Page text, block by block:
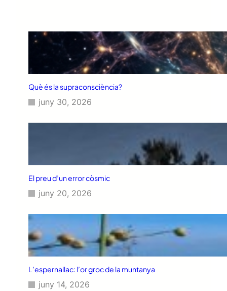
Què és la supraconsciència?
juny 30, 2026
El preu d’un error còsmic
juny 20, 2026
L’espernallac: l’or groc de la muntanya
juny 14, 2026